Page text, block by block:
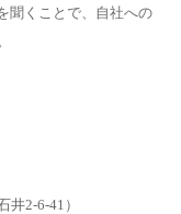
聞くことで、自社への
井2-6-41）